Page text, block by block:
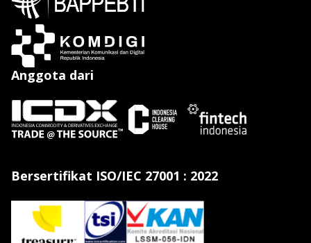
Anggota dari
Bersertifikat ISO/IEC 27001 : 2022